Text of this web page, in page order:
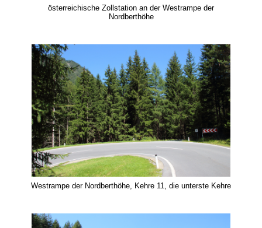
österreichische Zollstation an der Westrampe der
Nordberthöhe
Westrampe der Nordberthöhe, Kehre 11, die unterste Kehre